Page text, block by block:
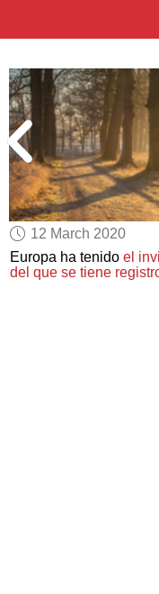
12 March 2020
Europa ha tenidoel
del que se tiene